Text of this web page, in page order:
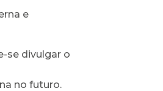
e
se divulgar o
no futuro.